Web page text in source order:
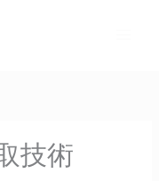
技術